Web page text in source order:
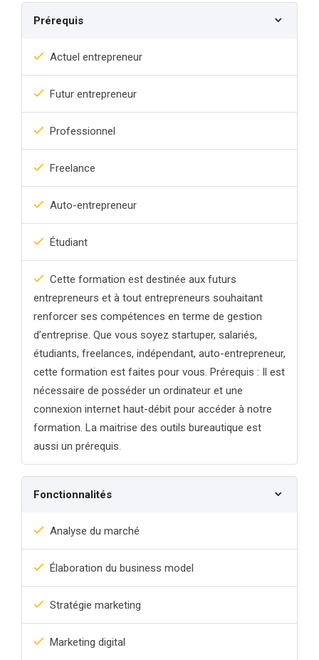
Prérequis
Actuel entrepreneur
Futur entrepreneur
Professionnel
Freelance
Auto-entrepreneur
Étudiant
Cette formation est destinée aux futurs
entrepreneurs et à tout entrepreneurs souhaitant
renforcer ses compétences en terme de gestion
d’entreprise. Que vous soyez startuper, salariés,
étudiants, freelances, indépendant, auto-entrepreneur,
cette formation est faites pour vous. Prérequis : Il est
nécessaire de posséder un ordinateur et une
connexion internet haut-débit pour accéder à notre
formation. La maitrise des outils bureautique est
aussi un prérequis.
Fonctionnalités
Analyse du marché
Élaboration du business model
Stratégie marketing
Marketing digital